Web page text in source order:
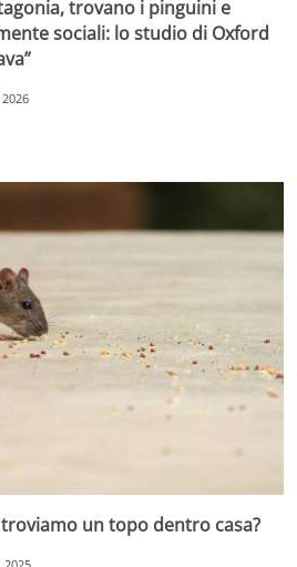
trovano i pinguini e
sociali: lo studio di Oxford
un topo dentro casa?